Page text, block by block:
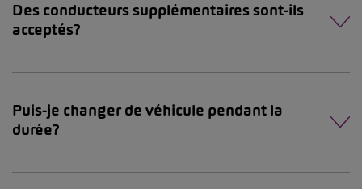
Des conducteurs supplémentaires sont-ils
acceptés?
Puis-je changer de véhicule pendant la
durée?